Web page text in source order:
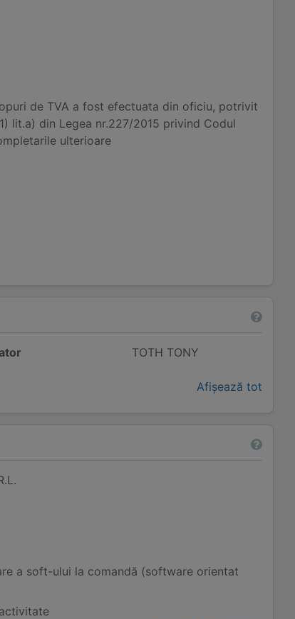
de TVA a fost efectuata din oficiu, potrivit
lit.a) din Legea nr.227/2015 privind Codul
ulterioare
TOTH TONY
Afișează tot
a soft-ului la comandă (software orientat